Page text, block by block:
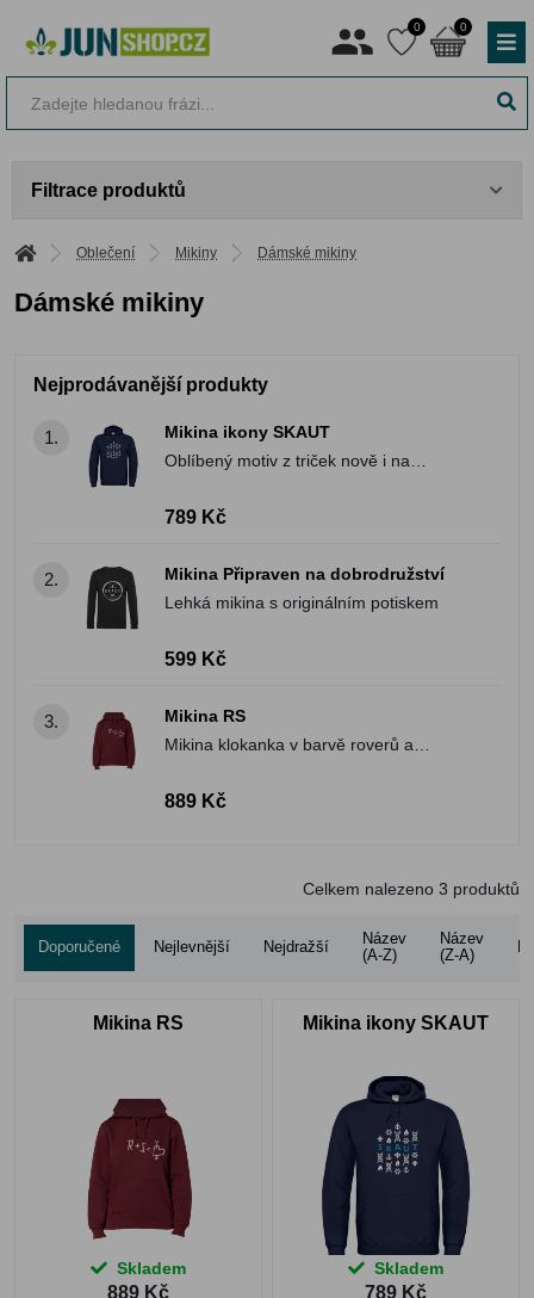
0 0
Filtrace produktů
Oblečení Mikiny Dámské mikiny
Dámské mikiny
Nejprodávanější produkty
1.
Mikina ikony SKAUT
Oblíbený motiv z triček nově i na
789 Kč
2.
Mikina Připraven na dobrodružství
Lehká mikina s originálním potiskem
599 Kč
3.
Mikina RS
Mikina klokanka v barvě roverů a
889 Kč
Celkem nalezeno 3 produktů
Doporučené Nejlevnější Nejdražší
Název
(A-Z)
Název
(Z-A)
Mikina RS
Skladem
889 Kč
Mikina ikony SKAUT
Skladem
789 Kč